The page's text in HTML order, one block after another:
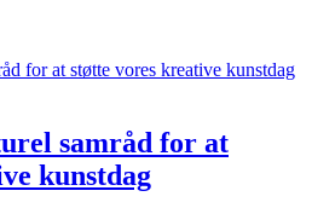
samråd for at
kunstdag